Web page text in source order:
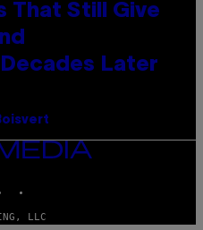
That Still Give
Later
LLC